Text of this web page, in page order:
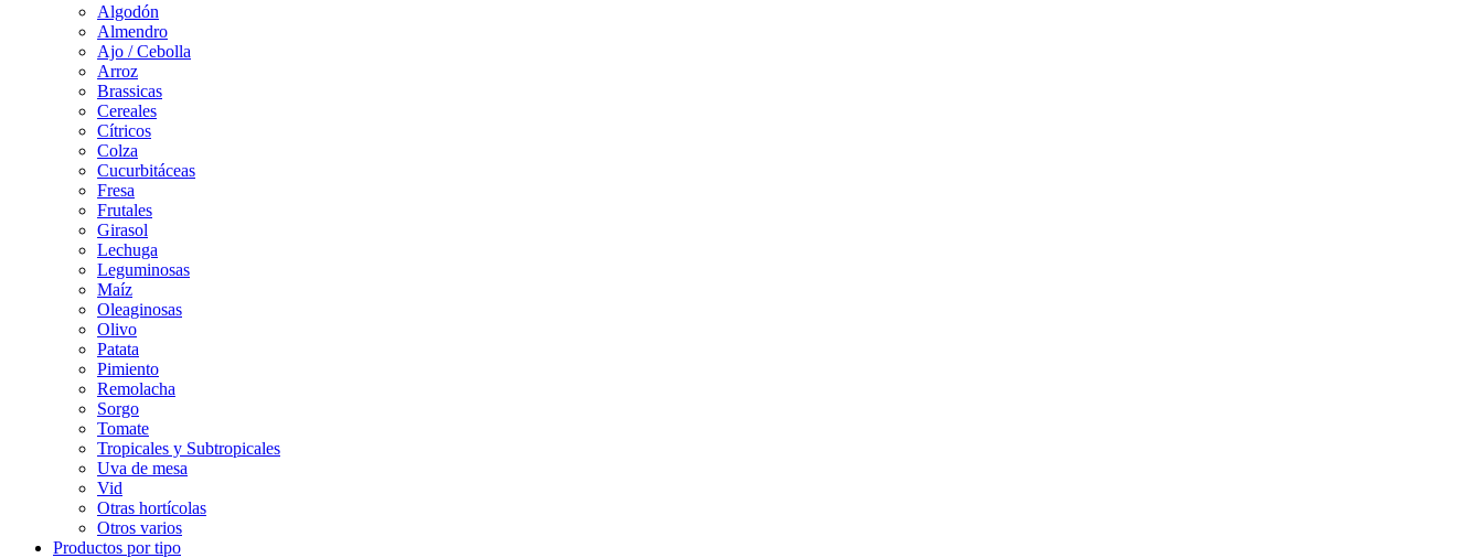
Algodón
Almendro
Ajo / Cebolla
Arroz
Brassicas
Cereales
Cítricos
Colza
Cucurbitáceas
Fresa
Frutales
Girasol
Lechuga
Leguminosas
Maíz
Oleaginosas
Olivo
Patata
Pimiento
Remolacha
Sorgo
Tomate
Tropicales y Subtropicales
Uva de mesa
Vid
Otras hortícolas
Otros varios
Productos por tipo